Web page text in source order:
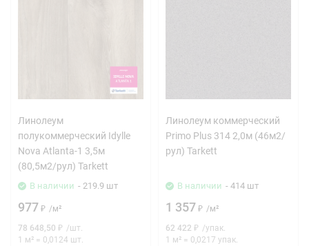
Линолеум
полукоммерческий Idylle
Nova Atlanta-1 3,5м
(80,5м2/рул) Tarkett
В наличии - 219.9 шт
977 ₽ /м²
78 648,50 ₽ /шт.
1 м² = 0,0124 шт.
Линолеум коммерческий
Primo Plus 314 2,0м (46м2/
рул) Tarkett
В наличии - 414 шт
1 357 ₽ /м²
62 422 ₽ /упак.
1 м² = 0,0217 упак.